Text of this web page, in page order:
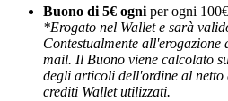
Buono di 5€ ogniper ogni
*Erogato nel Wallet e sarà
Contestualmente
mail. Il Buono viene calcolato
degli articoli dell'ordine al
crediti Wallet utilizzati.